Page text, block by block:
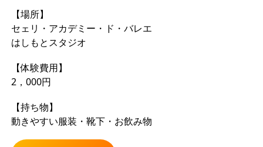
【場所】
セェリ・アカデミー・ド・バレエ
はしもとスタジオ
【体験費用】
2，000円
【持ち物】
動きやすい服装・靴下・お飲み物